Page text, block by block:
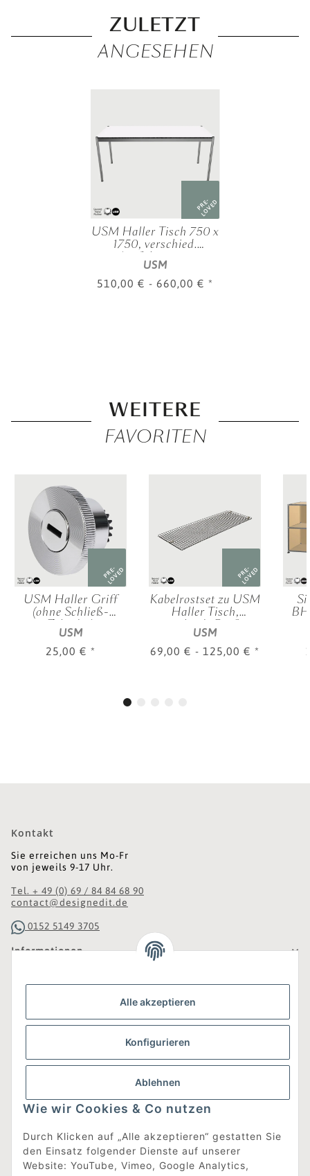
Alle akzeptieren
Konfigurieren
Ablehnen
Wie wir Cookies & Co nutzen
Durch Klicken auf „Alle akzeptieren“ gestatten Sie
den Einsatz folgender Dienste auf unserer
Website: YouTube, Vimeo, Google Analytics,
ZULETZT
ANGESEHEN
PRE-
LOVED
USM Haller Tisch 750 x
1750, verschied.
Ausführungen
USM
510,00 € - 660,00 € *
WEITERE
FAVORITEN
PRE-
LOVED
USM Haller Griff
(ohne Schließ-
Zylinder)
USM
25,00 € *
PRE-
LOVED
Kabelrostset zu USM
Haller Tisch,
verschied. Größen
USM
69,00 € - 125,00 € *
Kontakt
Sie erreichen uns Mo-Fr
von jeweils 9-17 Uhr.
Tel. + 49 (0) 69 / 84 84 68 90
contact@designedit.de
0152 5149 3705
Informationen
Gesetzliche Informationen
Was ist DesignEdit_?
Eine Online-Boutique für individuelles Design.
Ausgewählte Designer-Möbel und Accessoires, neue und
gebrauchte Designklassiker, die Entdeckung
unbekannter Manufakturen und Interior-Schätze aus
aller Welt sowie ein Blogazine mit jeder Menge
Inspiration.
Für alle, die nach dem Besonderen suchen!
[mehr erfahren]